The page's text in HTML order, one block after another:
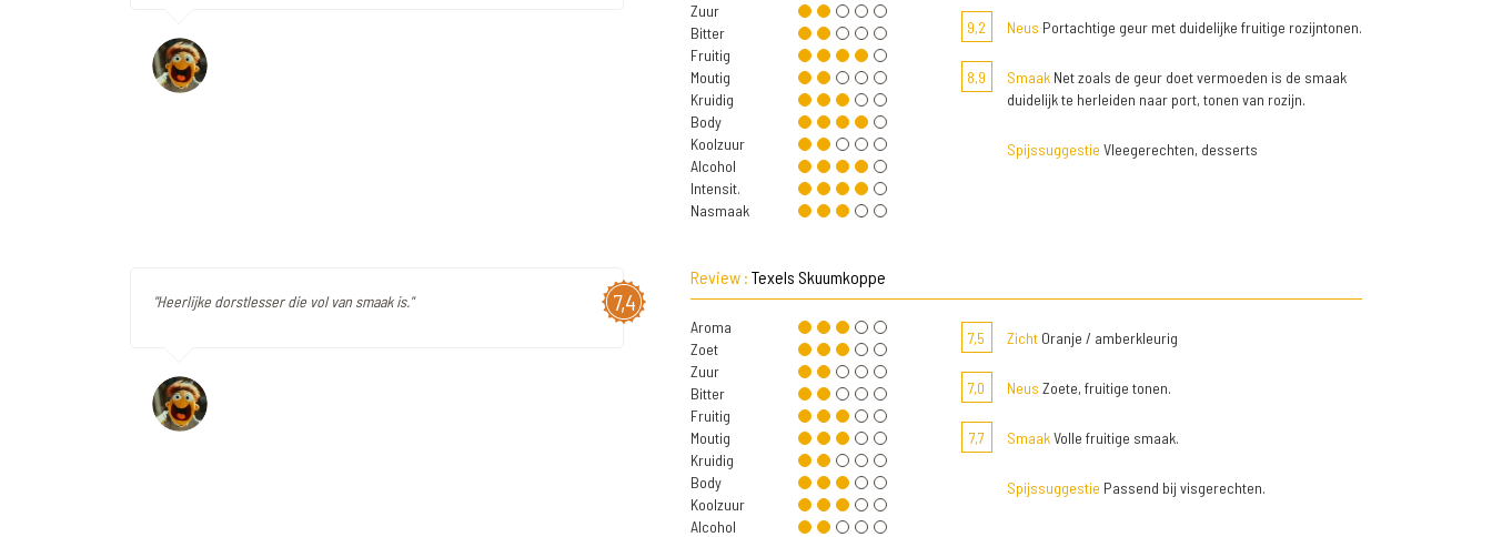
Zuur
Bitter
Fruitig
Moutig
Kruidig
Body
Koolzuur
Alcohol
Intensit.
Nasmaak
9,2 Neus Portachtige geur met duidelijke fruitige rozijntonen.
8,9 SmaakNet zoals de geur doet vermoeden is de smaak
duidelijk te herleiden naar port, tonen van rozijn.
Spijssuggestie Vleegerechten, desserts
7,4
"Heerlijke dorstlesser die vol van smaak is."
Review : Texels Skuumkoppe
Aroma
Zoet
Zuur
Bitter
Fruitig
Moutig
Kruidig
Body
Koolzuur
Alcohol
7,5 ZichtOranje / amberkleurig
7,0 Neus Zoete, fruitige tonen.
7,7 SmaakVolle fruitige smaak.
Spijssuggestie Passend bij visgerechten.